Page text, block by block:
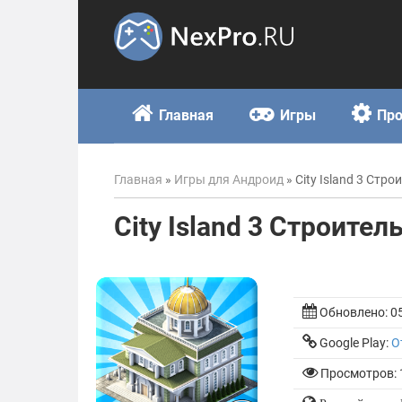
Главная Игры
Главная » Игры для Андроид » City Island 3
City Island 3
Обновлено:
Google Play:
Просмотров: